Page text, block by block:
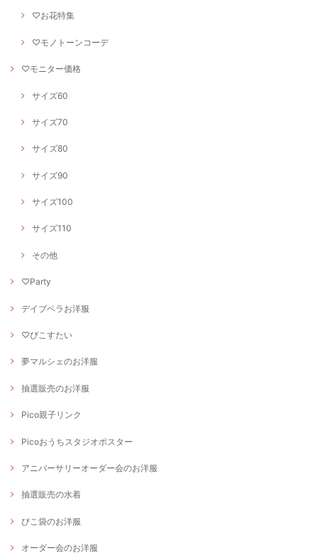
♡お花特集
♡モノトーンコーデ
♡モニター価格
サイズ60
サイズ70
サイズ80
サイズ90
サイズ100
サイズ110
その他
♡Party
デイブベラお洋服
♡ぴこすたい
夢マルシェのお洋服
抽選販売のお洋服
Pico親子リンク
Picoおうちスタジオポスター
アニバーサリーオーダー会のお洋服
抽選販売の水着
ぴこ袋のお洋服
オーダー会のお洋服